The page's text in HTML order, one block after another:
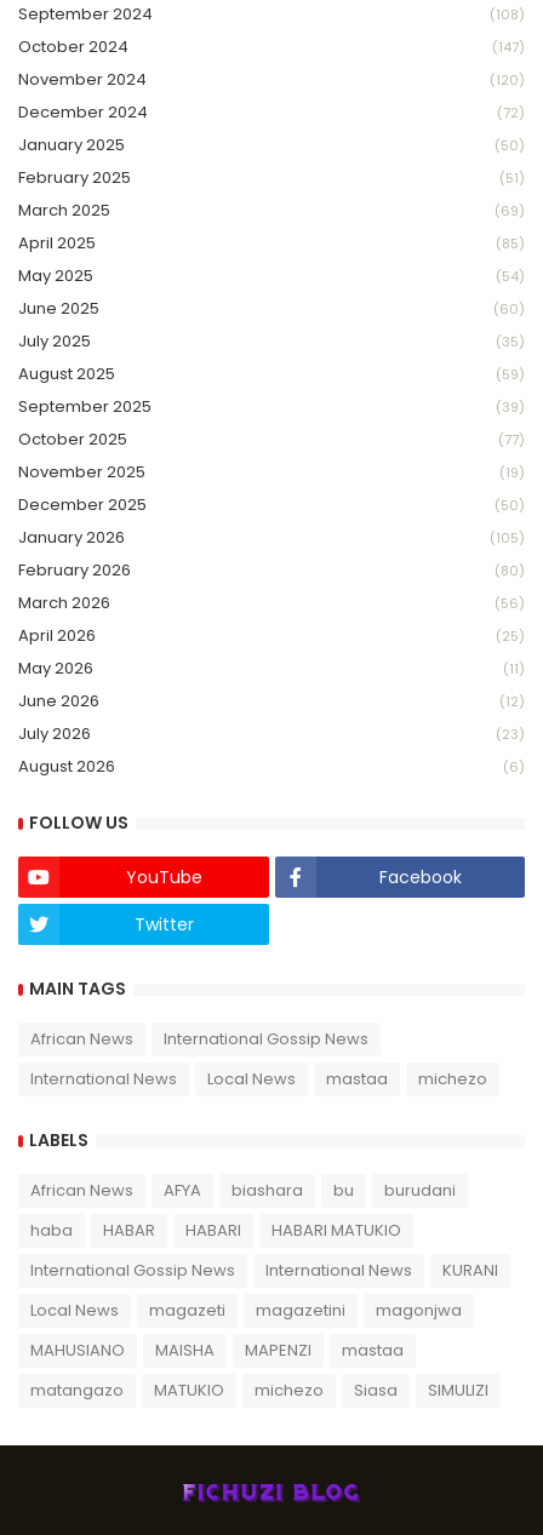
September 2024 (108)
October 2024 (147)
November 2024 (120)
December 2024 (72)
January 2025 (50)
February 2025 (51)
March 2025 (69)
April 2025 (85)
May 2025 (54)
June 2025 (60)
July 2025 (35)
August 2025 (59)
September 2025 (39)
October 2025 (77)
November 2025 (19)
December 2025 (50)
January 2026 (105)
February 2026 (80)
March 2026 (56)
April 2026 (25)
May 2026 (11)
June 2026 (12)
July 2026 (23)
August 2026 (6)
FOLLOW US
YouTube
Facebook
Twitter
MAIN TAGS
African News
International Gossip News
International News
Local News mastaa michezo
LABELS
African News AFYA biashara bu
burudani
haba
HABAR HABARI
HABARI MATUKIO
International Gossip News
International News
KURANI
Local News
magazeti magazetini
magonjwa
MAHUSIANO
MAISHA MAPENZI
mastaa
matangazo
MATUKIO michezo Siasa SIMULIZI